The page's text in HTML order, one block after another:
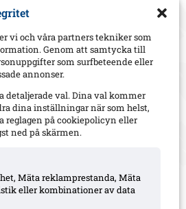
vi och våra partners tekniker som
Genom att samtycka till
som surfbeteende eller
annonser.
detaljerade val. Dina val kommer
dina inställningar när som helst,
på cookiepolicyn eller
ned på skärmen.
Mäta reklamprestanda, Mäta
eller kombinationer av data